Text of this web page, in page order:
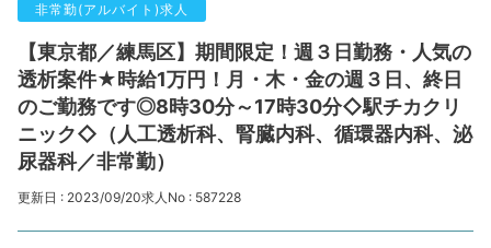
非常勤(アルバイト)求人
【東京都／練馬区】期間限定！週３日勤務・人気の
透析案件★時給1万円！月・木・金の週３日、終日
のご勤務です◎8時30分～17時30分◇駅チカクリ
ニック◇（人工透析科、腎臓内科、循環器内科、泌
尿器科／非常勤）
更新日 : 2023/09/20求人No : 587228